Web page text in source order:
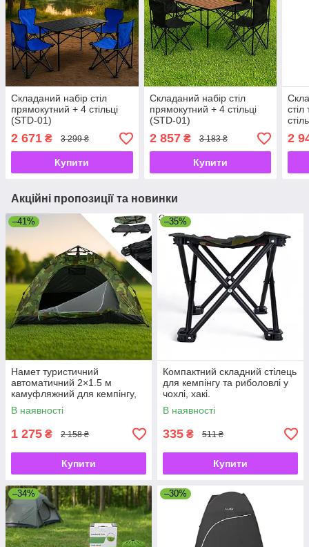
Складаний набір стіл
прямокутний + 4 стільці
(STD-01)
2 671 ₴ 3 299 ₴
Купити
Складаний набір стіл
прямокутний + 4 стільці
(STD-01)
2 857₴ 3 183 ₴
Купити
2
Акційні пропозиції та новинки
–41%
Намет туристичний
автоматичний 2×1.5 м
камуфляжний для кемпінгу,
риболовлі, відпочинку з
чохлом
В наявності
1 275 ₴ 2 158 ₴
Купити
–35%
Компактний складний стілець
для кемпінгу та риболовлі у
чохлі, хакі.
В наявності
335 ₴ 511 ₴
Купити
–34% –30%